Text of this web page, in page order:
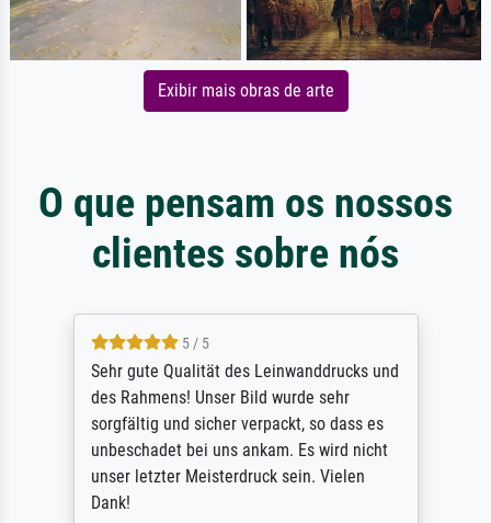
Exibir mais obras de arte
O que pensam os nossos
clientes sobre nós
5 / 5
Sehr gute Qualität des Leinwanddrucks und
des Rahmens! Unser Bild wurde sehr
sorgfältig und sicher verpackt, so dass es
unbeschadet bei uns ankam. Es wird nicht
unser letzter Meisterdruck sein. Vielen
Dank!